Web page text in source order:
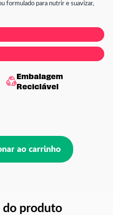
formulado para nutrir e suavizar,
Embalagem
Reciclável
ao carrinho
do produto